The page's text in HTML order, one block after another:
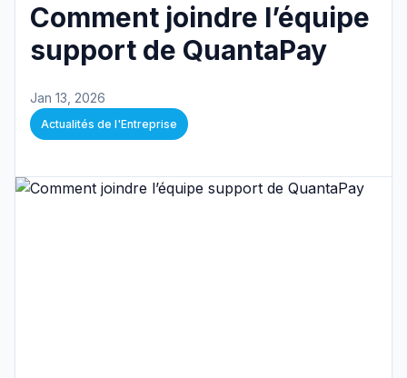
Comment joindre l’équipe
support de QuantaPay
Jan 13, 2026
Actualités de l'Entreprise